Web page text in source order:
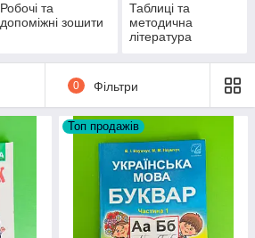
Робочі та
допоміжні зошити
Таблиці та
методична
література
0 Фільтри
Топ продажів